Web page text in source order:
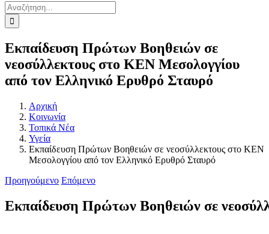
Αναζήτηση
για:
Εκπαίδευση Πρώτων Βοηθειών σε
νεοσύλλεκτους στο ΚΕΝ Μεσολογγίου
από τον Ελληνικό Ερυθρό Σταυρό
Αρχική
Κοινωνία
Τοπικά Νέα
Υγεία
Εκπαίδευση Πρώτων Βοηθειών σε νεοσύλλεκτους στο ΚΕΝ
Μεσολογγίου από τον Ελληνικό Ερυθρό Σταυρό
Προηγούμενο Επόμενο
Εκπαίδευση Πρώτων Βοηθειών σε